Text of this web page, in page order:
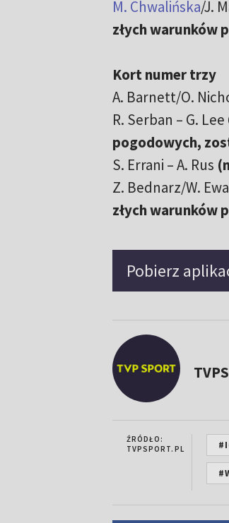
M. Chwalińska/J.
złych warunków
Kort numer trzy
A. Barnett/O.
R. Serban – G. Lee
pogodowych,
S. Errani – A. Rus
Z. Bednarz/W.
złych warunków
Pobierz
ŹRÓDŁO:
TVPSPORT.PL